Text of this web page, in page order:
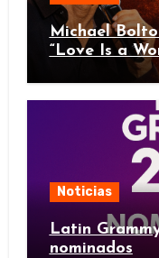
Michael
“Love Is a
Noticias
Latin
nominados